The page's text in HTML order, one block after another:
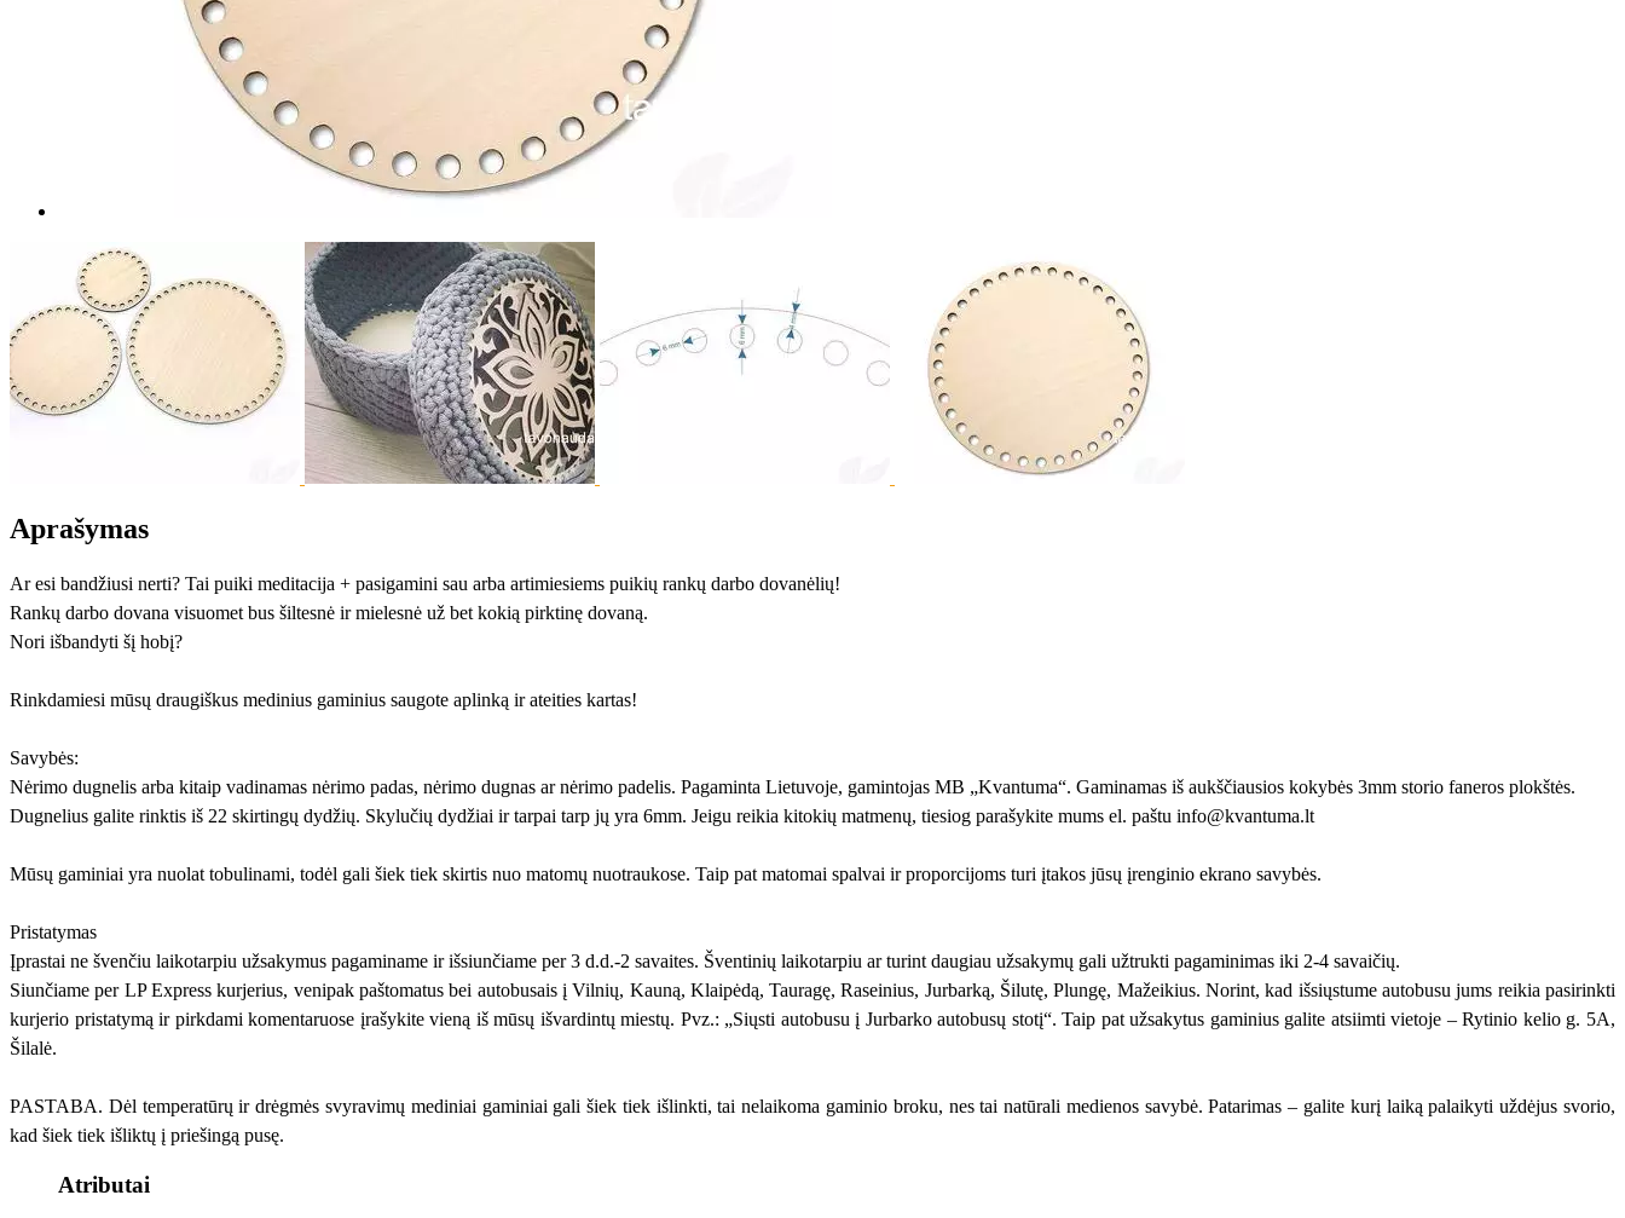
Aprašymas
Ar esi bandžiusi nerti? Tai puiki meditacija + pasigamini sau arba artimiesiems puikių rankų darbo dovanėlių!
Rankų darbo dovana visuomet bus šiltesnė ir mielesnė už bet kokią pirktinę dovaną.
Nori išbandyti šį hobį?
Rinkdamiesi mūsų draugiškus medinius gaminius saugote aplinką ir ateities kartas!
Savybės:
Nėrimo dugnelis arba kitaip vadinamas nėrimo padas, nėrimo dugnas ar nėrimo padelis. Pagaminta Lietuvoje, gamintojas MB „Kvantuma“. Gaminamas iš aukščiausios kokybės 3mm storio faneros plokštės.
Dugnelius galite rinktis iš 22 skirtingų dydžių. Skylučių dydžiai ir tarpai tarp jų yra 6mm. Jeigu reikia kitokių matmenų, tiesiog parašykite mums el. paštu info@kvantuma.lt
Mūsų gaminiai yra nuolat tobulinami, todėl gali šiek tiek skirtis nuo matomų nuotraukose. Taip pat matomai spalvai ir proporcijoms turi įtakos jūsų įrenginio ekrano savybės.
Pristatymas
Įprastai ne švenčiu laikotarpiu užsakymus pagaminame ir išsiunčiame per 3 d.d.-2 savaites. Šventinių laikotarpiu ar turint daugiau užsakymų gali užtrukti pagaminimas iki 2-4 savaičių.
Siunčiame per LP Express kurjerius, venipak paštomatus bei autobusais į Vilnių, Kauną, Klaipėdą, Tauragę, Raseinius, Jurbarką, Šilutę, Plungę, Mažeikius. Norint, kad išsiųstume autobusu jums reikia pasirinkti
kurjerio pristatymą ir pirkdami komentaruose įrašykite vieną iš mūsų išvardintų miestų. Pvz.: „Siųsti autobusu į Jurbarko autobusų stotį“. Taip pat užsakytus gaminius galite atsiimti vietoje – Rytinio kelio g. 5A,
Šilalė.
PASTABA. Dėl temperatūrų ir drėgmės svyravimų mediniai gaminiai gali šiek tiek išlinkti, tai nelaikoma gaminio broku, nes tai natūrali medienos savybė. Patarimas – galite kurį laiką palaikyti uždėjus svorio,
kad šiek tiek išliktų į priešingą pusę.
Atributai